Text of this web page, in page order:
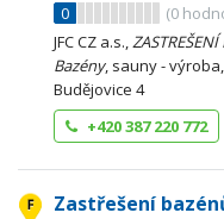
0
(0
JFC CZ a.s.,ZASTREŠENÍ
Bazény, sauny -
Budějovice 4
+420 387 220 772
Zastřešení